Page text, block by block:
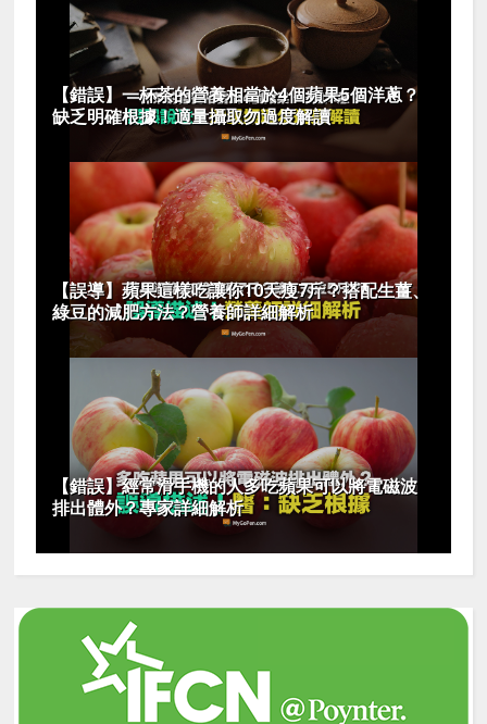
【錯誤】一杯茶的營養相當於4個蘋果5個洋蔥？
缺乏明確根據！適量攝取勿過度解讀
【誤導】蘋果這樣吃讓你10天瘦7斤？搭配生薑、
綠豆的減肥方法？營養師詳細解析
【錯誤】經常滑手機的人多吃蘋果可以將電磁波
排出體外？專家詳細解析